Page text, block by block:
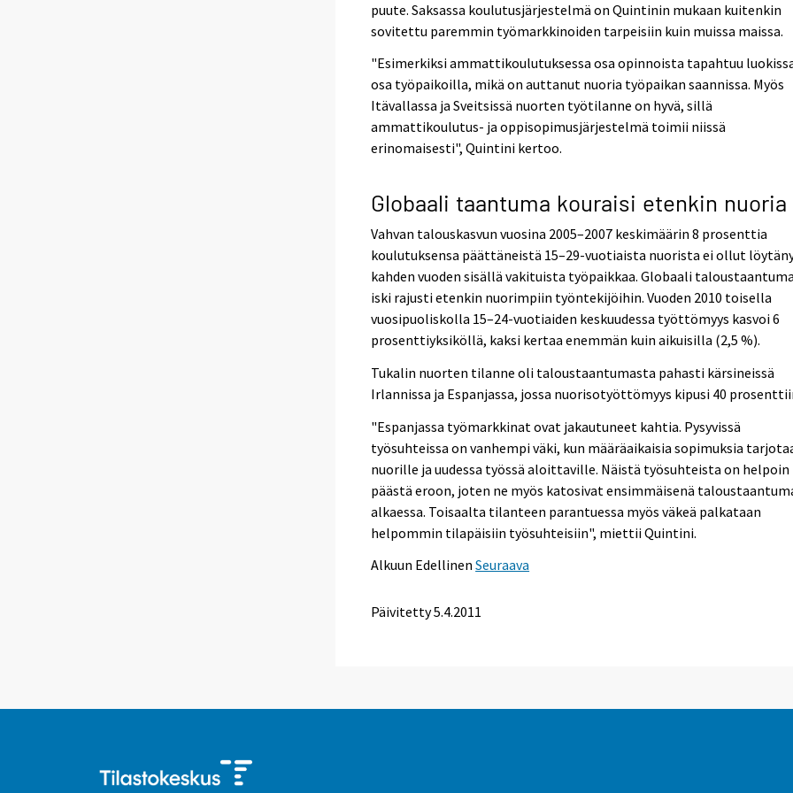
puute. Saksassa koulutusjärjestelmä on Quintinin mukaan kuitenkin
sovitettu paremmin työmarkkinoiden tarpeisiin kuin muissa maissa.
"Esimerkiksi ammattikoulutuksessa osa opinnoista tapahtuu
osa työpaikoilla, mikä on auttanut nuoria työpaikan saannissa. Myös
Itävallassa ja Sveitsissä nuorten työtilanne on hyvä, sillä
ammattikoulutus- ja oppisopimusjärjestelmä toimii niissä
erinomaisesti", Quintini kertoo.
Globaali taantuma kouraisi etenkin nuoria
Vahvan talouskasvun vuosina 2005–2007 keskimäärin 8 prosenttia
koulutuksensa päättäneistä 15–29-vuotiaista nuorista ei ollut
kahden vuoden sisällä vakituista työpaikkaa. Globaali taloustaantuma
iski rajusti etenkin nuorimpiin työntekijöihin. Vuoden 2010 toisella
vuosipuoliskolla 15–24-vuotiaiden keskuudessa työttömyys kasvoi 6
prosenttiyksiköllä, kaksi kertaa enemmän kuin aikuisilla (2,5 %).
Tukalin nuorten tilanne oli taloustaantumasta pahasti kärsineissä
Irlannissa ja Espanjassa, jossa nuorisotyöttömyys kipusi 40
"Espanjassa työmarkkinat ovat jakautuneet kahtia. Pysyvissä
työsuhteissa on vanhempi väki, kun määräaikaisia sopimuksia
nuorille ja uudessa työssä aloittaville. Näistä työsuhteista on helpoin
päästä eroon, joten ne myös katosivat ensimmäisenä
alkaessa. Toisaalta tilanteen parantuessa myös väkeä palkataan
helpommin tilapäisiin työsuhteisiin", miettii Quintini.
Alkuun Edellinen Seuraava
Päivitetty 5.4.2011